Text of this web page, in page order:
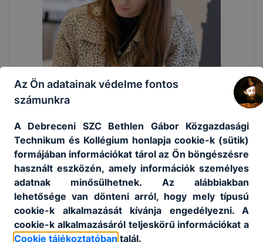
Az Ön adatainak védelme fontos
számunkra
A Debreceni SZC Bethlen Gábor Közgazdasági
Technikum és Kollégium honlapja cookie-k (sütik)
formájában információkat tárol az Ön böngészésre
használt eszközén, amely információk személyes
adatnak minősülhetnek. Az alábbiakban
lehetősége van dönteni arról, hogy mely típusú
cookie-k alkalmazását kívánja engedélyezni. A
cookie-k alkalmazásáról teljeskörű információkat a
Cookie tájékoztatóban talál.